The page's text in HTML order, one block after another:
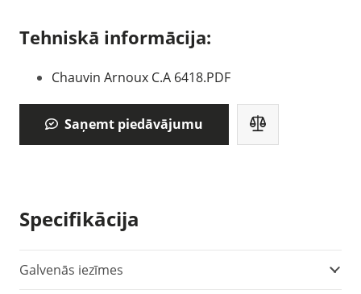
Tehniskā informācija:
Chauvin Arnoux C.A 6418.PDF
Saņemt piedāvājumu
Specifikācija
Galvenās iezīmes